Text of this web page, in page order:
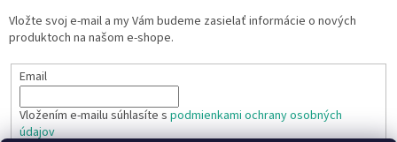
Vložte svoj e-mail a my Vám budeme zasielať informácie o nových
produktoch na našom e-shope.
Email
Vložením e-mailu súhlasíte s podmienkami ochrany osobných
údajov